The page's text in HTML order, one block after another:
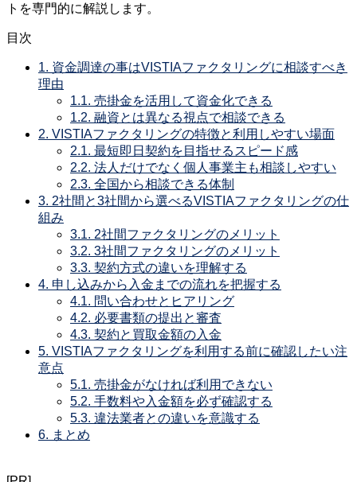
トを専門的に解説します。
目次
1. 資金調達の事はVISTIAファクタリングに相談すべき
理由
1.1. 売掛金を活用して資金化できる
1.2. 融資とは異なる視点で相談できる
2. VISTIAファクタリングの特徴と利用しやすい場面
2.1. 最短即日契約を目指せるスピード感
2.2. 法人だけでなく個人事業主も相談しやすい
2.3. 全国から相談できる体制
3. 2社間と3社間から選べるVISTIAファクタリングの仕
組み
3.1. 2社間ファクタリングのメリット
3.2. 3社間ファクタリングのメリット
3.3. 契約方式の違いを理解する
4. 申し込みから入金までの流れを把握する
4.1. 問い合わせとヒアリング
4.2. 必要書類の提出と審査
4.3. 契約と買取金額の入金
5. VISTIAファクタリングを利用する前に確認したい注
意点
5.1. 売掛金がなければ利用できない
5.2. 手数料や入金額を必ず確認する
5.3. 違法業者との違いを意識する
6. まとめ